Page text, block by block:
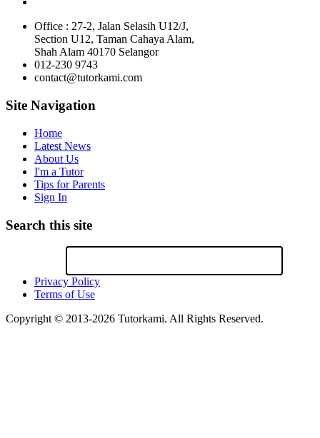
Office : 27-2, Jalan Selasih U12/J,
Section U12, Taman Cahaya Alam,
Shah Alam 40170 Selangor
012-230 9743
contact@tutorkami.com
Site Navigation
Home
Latest News
About Us
I'm a Tutor
Tips for Parents
Sign In
Search this site
Privacy Policy
Terms of Use
Copyright © 2013-2026 Tutorkami. All Rights Reserved.